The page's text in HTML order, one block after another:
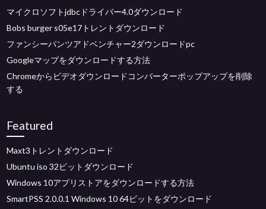
マイクロソフトjdbcドライバー4.0ダウンロード
Bobs burger s05e17トレントダウンロード
ファンシーパンツアドベンチャー2ダウンロードpc
Googleマップをダウンロードする方法
Chromeからビデオダウンロードコンバーターポップアップを削除
する
Featured
Maxt3トレントダウンロード
Ubuntu iso 32ビットダウンロード
Windows 10アプリストアをダウンロードする方法
SmartPSS 2.0.0.1 Windows 10 64ビットをダウンロード